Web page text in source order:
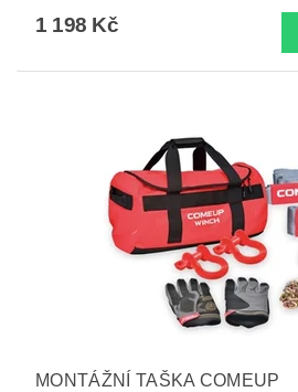
1 198 Kč
MONTÁŽNÍ TAŠKA COMEUP